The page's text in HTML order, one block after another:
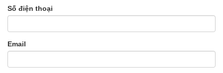
Số điện thoại
Email